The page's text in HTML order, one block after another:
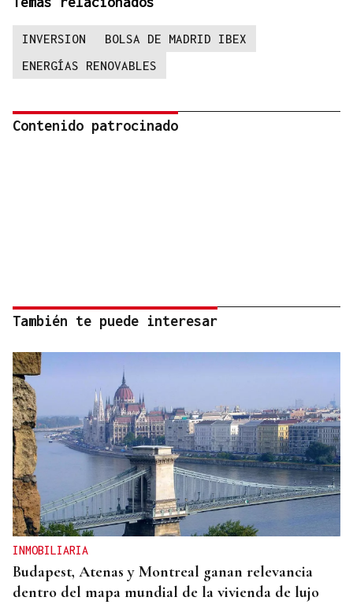
INVERSION
BOLSA DE MADRID IBEX
ENERGÍAS RENOVABLES
Contenido patrocinado
También te puede interesar
INMOBILIARIA
Budapest, Atenas y Montreal ganan relevancia
dentro del mapa mundial de la vivienda de lujo